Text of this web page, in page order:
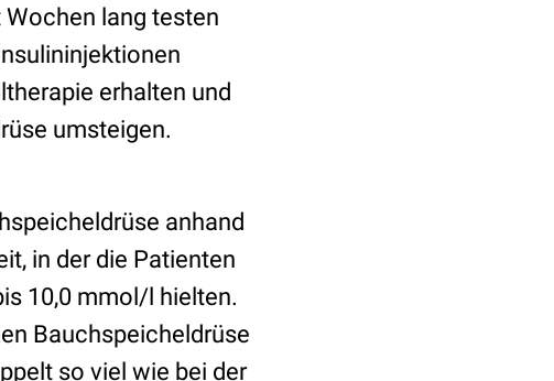
lang testen
erhalten und
umsteigen.
anhand
in der die Patienten
10,0 mmol/l hielten.
Bauchspeicheldrüse
so viel wie bei der